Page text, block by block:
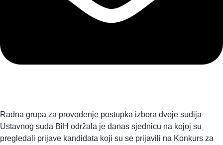
Radna grupa za provođenje postupka izbora dvoje sudija
Ustavnog suda BiH održala je danas sjednicu na kojoj su
pregledali prijave kandidata koji su se prijavili na Konkurs za